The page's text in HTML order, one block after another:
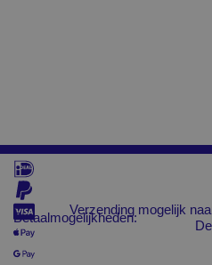
Betaalmogelijkheden:
Verzending mogelijk